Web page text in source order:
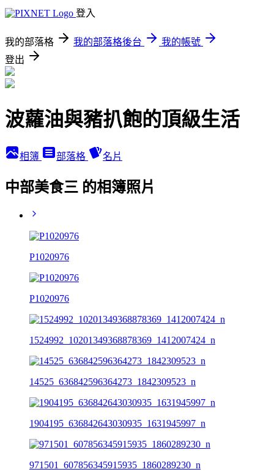
登入
我的部落格 我的部落格後台
我的帳號
登出
波蘿油與豬扒飽的頂級生活
相簿 部落格 名片
中部美食三 的相簿照片
P1020976
P1020976
1524992_10201349368878369_1412007424_n
14525_636842596364273_1842309523_n
1904195_636842643030935_1631945997_n
971501_607856345915935_1860289230_n